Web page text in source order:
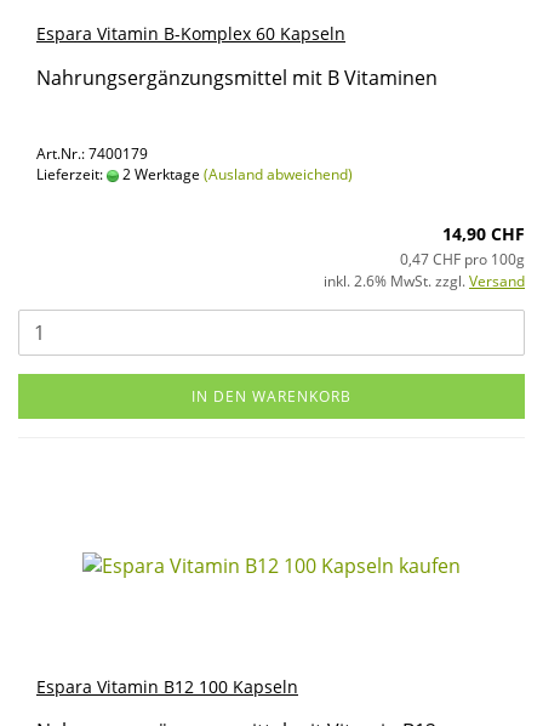
Es­pa­ra Vit­amin B-​Kom­plex 60 Kap­seln
Nah­rungs­er­gän­zungs­mit­tel mit B Vit­ami­nen
Art.Nr.: 7400179
Lieferzeit:
2 Werktage (Ausland abweichend)
14,90 CHF
0,47 CHF pro 100g
inkl. 2.6% MwSt. zzgl.Versand
IN DEN WARENKORB
Es­pa­ra Vit­amin B12 100 Kap­seln